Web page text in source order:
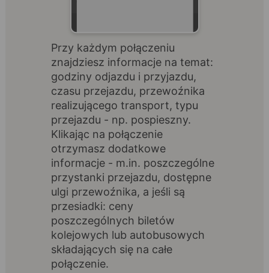
Przy każdym połączeniu
znajdziesz informacje na temat:
godziny odjazdu i przyjazdu,
czasu przejazdu, przewoźnika
realizującego transport, typu
przejazdu - np. pospieszny.
Klikając na połączenie
otrzymasz dodatkowe
informacje - m.in. poszczególne
przystanki przejazdu, dostępne
ulgi przewoźnika, a jeśli są
przesiadki: ceny
poszczególnych biletów
kolejowych lub autobusowych
składających się na całe
połączenie.